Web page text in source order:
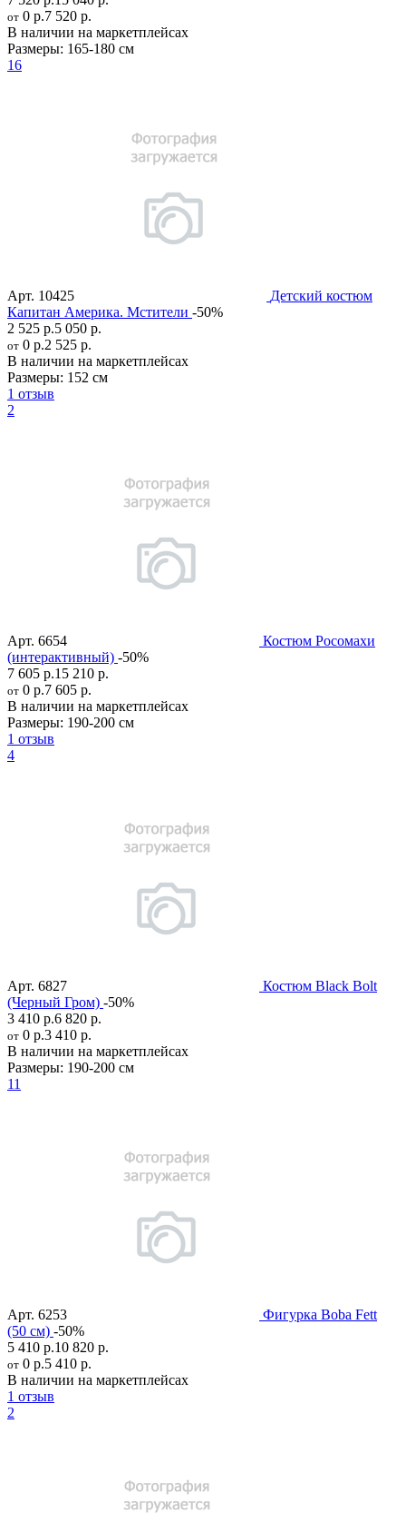
от 0 р.7 520 р.
В наличии на маркетплейсах
Размеры: 165-180 см
16
Арт. 10425
Детский костюм
Капитан Америка. Мстители -50%
2 525 р.5 050 р.
от 0 р.2 525 р.
В наличии на маркетплейсах
Размеры: 152 см
1 отзыв
2
Арт. 6654
Костюм Росомахи
(интерактивный) -50%
7 605 р.15 210 р.
от 0 р.7 605 р.
В наличии на маркетплейсах
Размеры: 190-200 см
1 отзыв
4
Арт. 6827
Костюм Black Bolt
(Черный Гром) -50%
3 410 р.6 820 р.
от 0 р.3 410 р.
В наличии на маркетплейсах
Размеры: 190-200 см
11
Арт. 6253
Фигурка Boba Fett
(50 см) -50%
5 410 р.10 820 р.
от 0 р.5 410 р.
В наличии на маркетплейсах
1 отзыв
2